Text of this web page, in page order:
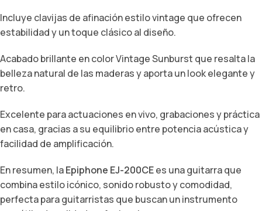
Incluye clavijas de afinación estilo vintage que ofrecen
estabilidad y un toque clásico al diseño.
Acabado brillante en color Vintage Sunburst que resalta la
belleza natural de las maderas y aporta un look elegante y
retro.
Excelente para actuaciones en vivo, grabaciones y práctica
en casa, gracias a su equilibrio entre potencia acústica y
facilidad de amplificación.
En resumen, laEpiphone EJ-200CEes una guitarra que
combina estilo icónico, sonido robusto y comodidad,
perfecta para guitarristas que buscan un instrumento